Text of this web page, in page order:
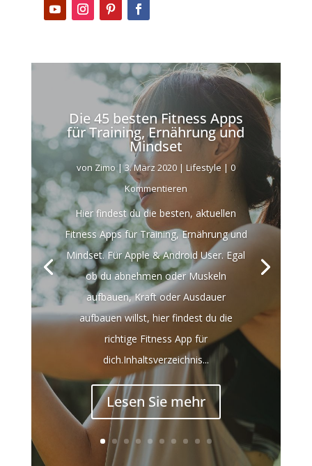
Die 45 besten Fitness Apps
für Training, Ernährung und
Mindset
von Zimo|3. März 2020| Lifestyle | 0
Kommentieren
Hier findest du die besten, aktuellen
Fitness Apps für Training, Ernährung und
Mindset. Für Apple & Android User. Egal
ob du abnehmen oder Muskeln
aufbauen, Kraft oder Ausdauer
aufbauen willst, hier findest du die
richtige Fitness App für
dich.Inhaltsverzeichnis...
Lesen Sie mehr